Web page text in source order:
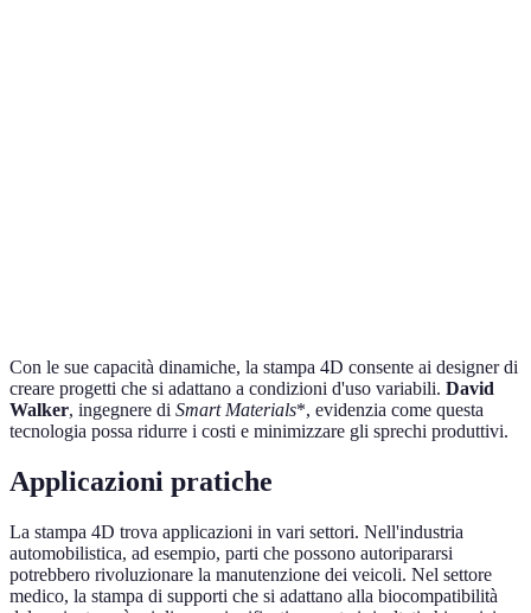
Con le sue capacità dinamiche, la stampa 4D consente ai designer di
creare progetti che si adattano a condizioni d'uso variabili. David
Walker, ingegnere di Smart Materials*, evidenzia come questa
tecnologia possa ridurre i costi e minimizzare gli sprechi produttivi.
Applicazioni pratiche
La stampa 4D trova applicazioni in vari settori. Nell'industria
automobilistica, ad esempio, parti che possono autoripararsi
potrebbero rivoluzionare la manutenzione dei veicoli. Nel settore
medico, la stampa di supporti che si adattano alla biocompatibilità